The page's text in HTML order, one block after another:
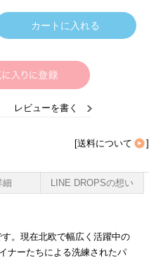
レビューを書く
[送料について ]
細 LINE DROPSの想い
。現在北欧で幅広く活躍中の
ナーたちによる洗練されたパ